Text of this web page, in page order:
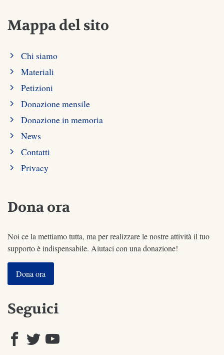
Mappa del sito
Chi siamo
Materiali
Petizioni
Donazione mensile
Donazione in memoria
News
Contatti
Privacy
Dona ora
Noi ce la mettiamo tutta, ma per realizzare le nostre attività il tuo
supporto è indispensabile. Aiutaci con una donazione!
Dona ora
Seguici